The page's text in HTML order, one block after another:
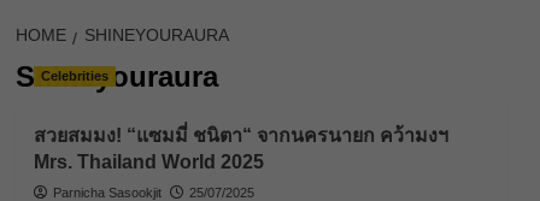
HOME SHINEYOURAURA
Shineyouraura
Celebrities
สวยสมมง! “แซมมี่ ชนิตา“ จากนครนายก คว้ามงฯ
Mrs. Thailand World 2025
Parnicha Sasookjit
25/07/2025